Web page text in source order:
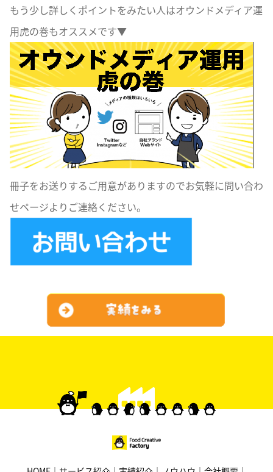
もう少し詳しくポイントをみたい人はオウンドメディア運
用虎の巻もオススメです▼
冊子をお送りするご用意がありますのでお気軽に問い合わ
せページよりご連絡ください。